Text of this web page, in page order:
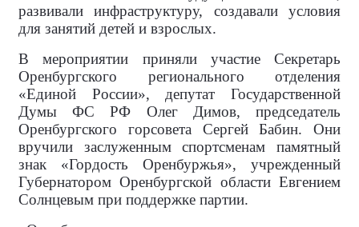
развивали инфраструктуру, создавали условия
для занятий детей и взрослых.
В мероприятии приняли участие Секретарь
Оренбургского регионального отделения
«Единой России», депутат Государственной
Думы ФС РФ Олег Димов, председатель
Оренбургского горсовета Сергей Бабин. Они
вручили заслуженным спортсменам памятный
знак «Гордость Оренбуржья», учрежденный
Губернатором Оренбургской области Евгением
Солнцевым при поддержке партии.